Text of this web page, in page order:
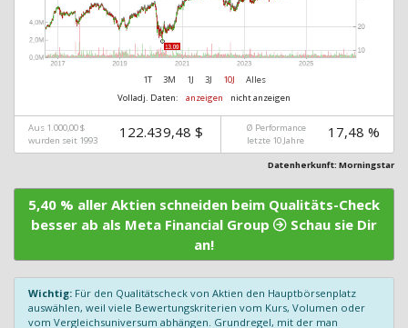
1T 3M 1J 3J 10J
Alles
Volladj. Daten:
anzeigen nicht anzeigen
Aus 1.000,00 $
wurden seit 1993
122.439,48 $
Ø Performance
letzte 10 Jahre
17,48 %
Datenherkunft: Morningstar
5,40 % aller Aktien schneiden beim Qualitäts-Check
besser ab als Meta Financial Group
Schau sie Dir
an!
Wichtig: Für den Qualitätscheck von Aktien den Hauptbörsenplatz
auswählen, weil viele Bewertungskriterien vom Kurs, Volumen oder
vom Vergleichsuniversum abhängen. Grundregel, mit der man